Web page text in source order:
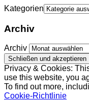
Kategorien
Archiv
Archiv
Privacy & Cookies:
use this website, you
To find out more,
Cookie-Richtlinie